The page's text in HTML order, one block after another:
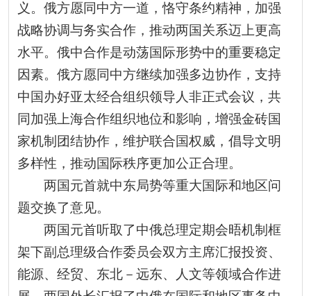
义。俄方愿同中方一道，恪守条约精神，加强
战略协调与务实合作，推动两国关系迈上更高
水平。俄中合作是动荡国际形势中的重要稳定
因素。俄方愿同中方继续加强多边协作，支持
中国办好亚太经合组织领导人非正式会议，共
同加强上海合作组织地位和影响，增强金砖国
家机制团结协作，维护联合国权威，倡导文明
多样性，推动国际秩序更加公正合理。
两国元首就中东局势等重大国际和地区问
题交换了意见。
两国元首听取了中俄总理定期会晤机制框
架下副总理级合作委员会双方主席汇报投资、
能源、经贸、东北－远东、人文等领域合作进